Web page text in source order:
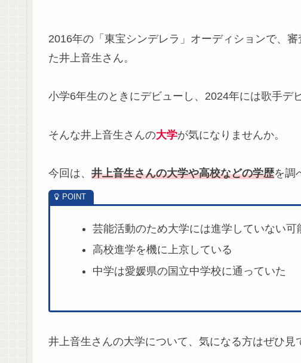
2016年の「東宝シンデレラ」オーディションで、
た井上音生さん。
小学6年生のときにデビューし、2024年には歌手デ
そんな井上音生さんの大学が気になりませんか。
今回は、 井上音生さんの大学や高校などの学歴を調
芸能活動のため大学には進学していない可
高校進学を機に上京している
中学は愛媛県の国立中学校に通っていた
井上音生さんの大学について、気になる方はぜひ見